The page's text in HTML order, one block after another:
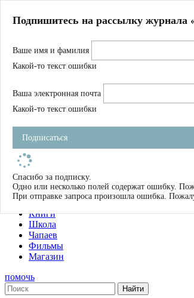
Магазин
Журнал
Школа
Устав
Фильмы
Имена
Тэги
О нас
Журнал
Книги
Школа
Чапаев
Фильмы
Магазин
помочь
Подпишитесь на рассылку журнала
Ваше имя и фамилия
Какой-то текст ошибки
Ваша электронная почта
Какой-то текст ошибки
Подписаться
Спасибо за подписку.
Одно или несколько полей содержат ошибку.
При отправке запроса произошла ошибка.